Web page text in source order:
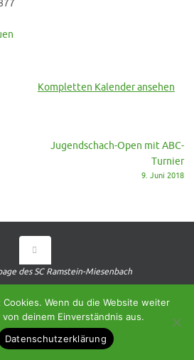
Kompletten Kalender ansehen
Jugendschach-Open mit ABC-
Turnier
9. Juni 2018
des SC Ramstein-Miesenbach
Präsentiert vonTempera & WordPress.
Wenn du die Website weiter
deinem Einverständnis aus.
Datenschutzerklärung